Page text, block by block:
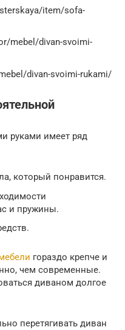
item/sofa-
mebel/divan-svoimi-
divan-svoimi-rukami/
руками имеет ряд
который понравится.
и пружины.
гораздо крепче и
чем современные.
диваном долгое
перетягивать диван